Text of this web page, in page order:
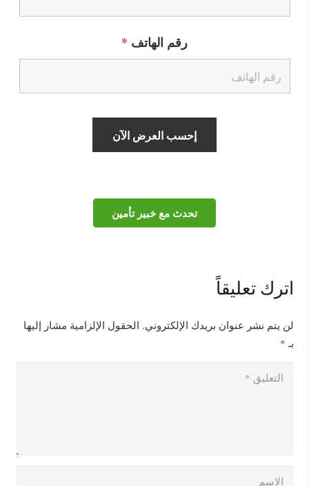
رقم الهاتف *
تحدث مع خبير تأمين
اترك تعليقاً
لن يتم نشر عنوان بريدك الإلكتروني. الحقول الإلزامية مشار إليها
بـ *